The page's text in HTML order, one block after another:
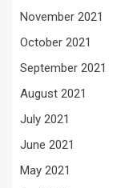
November 2021
October 2021
September 2021
August 2021
July 2021
June 2021
May 2021